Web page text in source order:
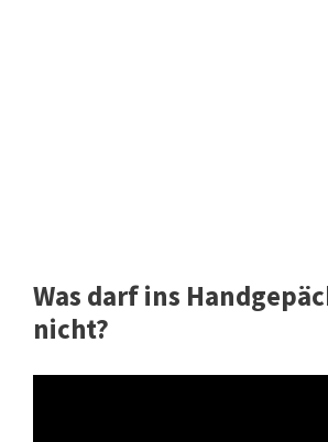
Was darf ins
nicht?